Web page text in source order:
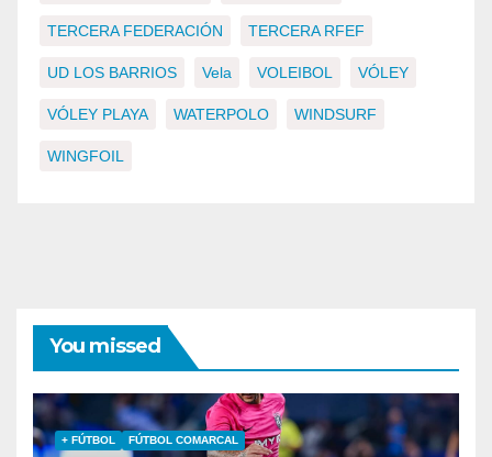
TERCERA FEDERACIÓN TERCERA RFEF
UD LOS BARRIOS Vela VOLEIBOL VÓLEY
VÓLEY PLAYA WATERPOLO WINDSURF
WINGFOIL
You missed
+ FÚTBOL FÚTBOL COMARCAL